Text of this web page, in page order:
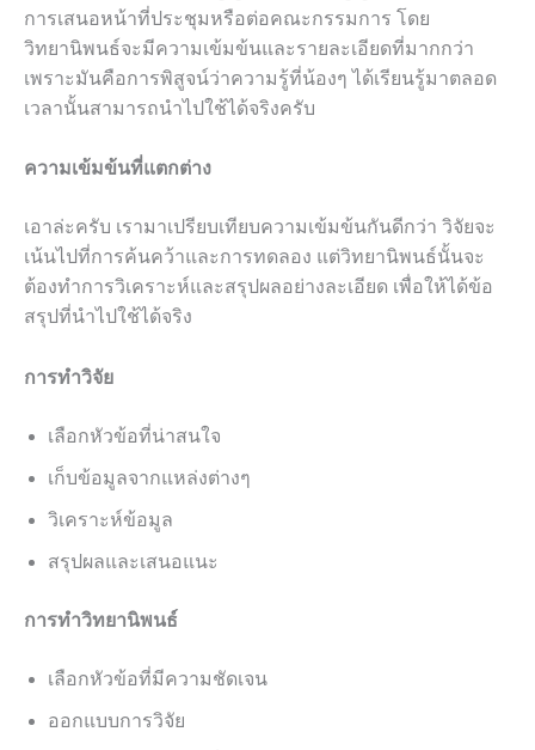
การเสนอหน้าที่ประชุมหรือต่อคณะกรรมการ โดย
วิทยานิพนธ์จะมีความเข้มข้นและรายละเอียดที่มากกว่า
เพราะมันคือการพิสูจน์ว่าความรู้ที่น้องๆ ได้เรียนรู้มาตลอด
เวลานั้นสามารถนำไปใช้ได้จริงครับ
ความเข้มข้นที่แตกต่าง
เอาล่ะครับ เรามาเปรียบเทียบความเข้มข้นกันดีกว่า วิจัยจะ
เน้นไปที่การค้นคว้าและการทดลอง แต่วิทยานิพนธ์นั้นจะ
ต้องทำการวิเคราะห์และสรุปผลอย่างละเอียด เพื่อให้ได้ข้อ
สรุปที่นำไปใช้ได้จริง
การทำวิจัย
เลือกหัวข้อที่น่าสนใจ
เก็บข้อมูลจากแหล่งต่างๆ
วิเคราะห์ข้อมูล
สรุปผลและเสนอแนะ
การทำวิทยานิพนธ์
เลือกหัวข้อที่มีความชัดเจน
ออกแบบการวิจัย